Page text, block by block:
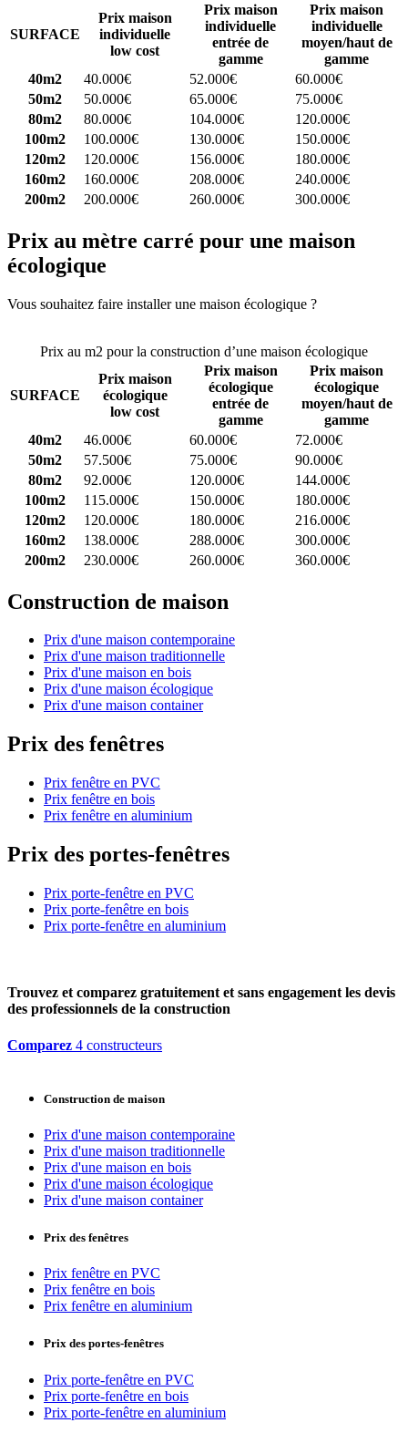
SURFACE
Prix maison
individuelle
low cost
Prix maison
individuelle
entrée de
gamme
Prix maison
individuelle
moyen/haut de
gamme
40m2
40.000€ 52.000€
60.000€
50m2
50.000€ 65.000€
75.000€
80m2
80.000€ 104.000€
120.000€
100m2
100.000€ 130.000€
150.000€
120m2
120.000€ 156.000€
180.000€
160m2
160.000€ 208.000€
240.000€
200m2
200.000€ 260.000€ 300.000€
Prix au mètre carré pour une maison
écologique
Vous souhaitez faire installer une maison écologique ?
Prix au m2 pour la construction d’une maison écologique
SURFACE
Prix maison
écologique
low cost
Prix maison
écologique
entrée de
gamme
Prix maison
écologique
moyen/haut de
gamme
40m2
46.000€ 60.000€
72.000€
50m2
57.500€ 75.000€
90.000€
80m2
92.000€ 120.000€
144.000€
100m2
115.000€ 150.000€
180.000€
120m2
120.000€ 180.000€
216.000€
160m2
138.000€ 288.000€
300.000€
200m2
230.000€ 260.000€ 360.000€
Construction de maison
Prix d'une maison contemporaine
Prix d'une maison traditionnelle
Prix d'une maison en bois
Prix d'une maison écologique
Prix d'une maison container
Prix des fenêtres
Prix fenêtre en PVC
Prix fenêtre en bois
Prix fenêtre en aluminium
Prix des portes-fenêtres
Prix porte-fenêtre en PVC
Prix porte-fenêtre en bois
Prix porte-fenêtre en aluminium
Trouvez et comparez gratuitement et sans engagement les devis
des professionnels de la construction
Comparez 4 constructeurs
Construction de maison
Prix d'une maison contemporaine
Prix d'une maison traditionnelle
Prix d'une maison en bois
Prix d'une maison écologique
Prix d'une maison container
Prix des fenêtres
Prix fenêtre en PVC
Prix fenêtre en bois
Prix fenêtre en aluminium
Prix des portes-fenêtres
Prix porte-fenêtre en PVC
Prix porte-fenêtre en bois
Prix porte-fenêtre en aluminium